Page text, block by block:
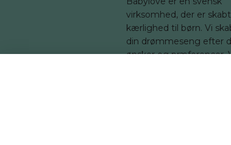
virksomhed, der er
kærlighed til børn. Vi
din drømmeseng efter
ønsker og præferencer.